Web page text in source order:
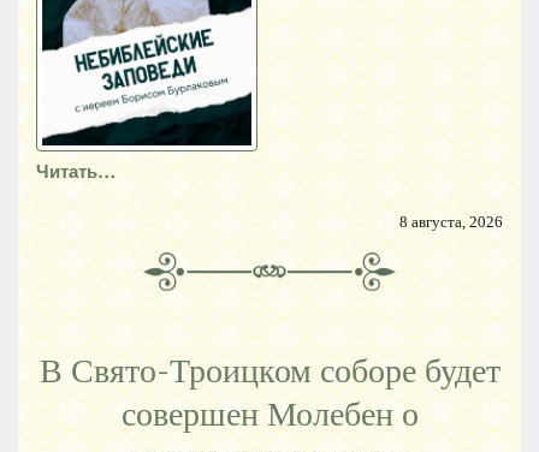
Читать…
8 августа, 2026
В Свято-Троицком соборе будет
совершен Молебен о